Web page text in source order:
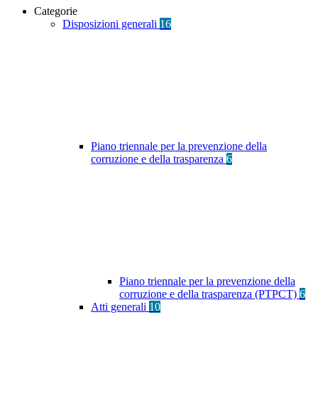
Categorie
Disposizioni generali 16
Piano triennale per la prevenzione della
corruzione e della trasparenza 6
Piano triennale per la prevenzione della
corruzione e della trasparenza (PTPCT) 6
Atti generali 10